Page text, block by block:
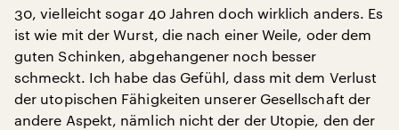
30, vielleicht sogar 40 Jahren doch wirklich anders. Es
ist wie mit der Wurst, die nach einer Weile, oder dem
guten Schinken, abgehangener noch besser
schmeckt. Ich habe das Gefühl, dass mit dem Verlust
der utopischen Fähigkeiten unserer Gesellschaft der
andere Aspekt, nämlich nicht der der Utopie, den der